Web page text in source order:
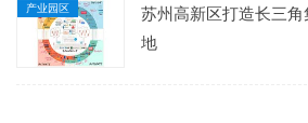
产业园区
苏州高新区打造长三
地